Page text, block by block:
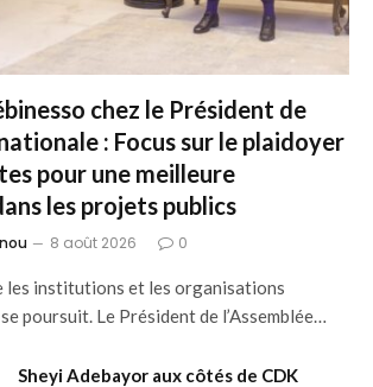
chez le Président de
: Focus sur le plaidoyer
pour une meilleure
les projets publics
8 août 2026 0
les institutions et les organisations
poursuit. Le Président de l’Assemblée…
Sheyi Adebayor aux côtés de CDK